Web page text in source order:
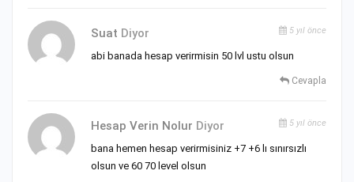
Suat Diyor 5 yıl önce
abi banada hesap verirmisin 50 lvl ustu olsun
Cevapla
Hesap Verin Nolur Diyor 5 yıl önce
bana hemen hesap verirmisiniz +7 +6 lı sınırsızlı
olsun ve 60 70 level olsun